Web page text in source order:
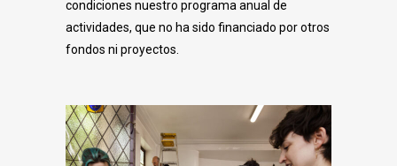
condiciones nuestro programa anual de
actividades, que no ha sido financiado por otros
fondos ni proyectos.